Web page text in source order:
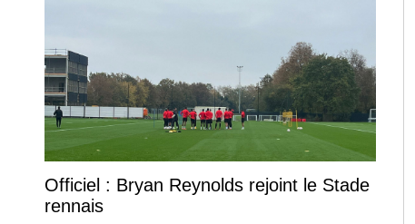
Officiel : Bryan Reynolds rejoint le Stade
rennais